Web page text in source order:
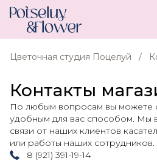
Цветочная студия Поцелуй
Контакты
По любым вопросам вы можете
удобным для вас способом. Мы
связи от наших клиентов
или работы наших сотрудников.
8 (921) 391-19-14